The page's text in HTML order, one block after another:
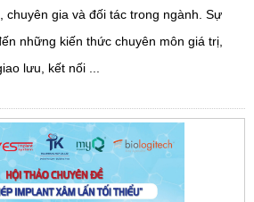
chuyên gia và đối tác trong ngành. Sự
những kiến thức chuyên môn giá trị,
lưu, kết nối ...